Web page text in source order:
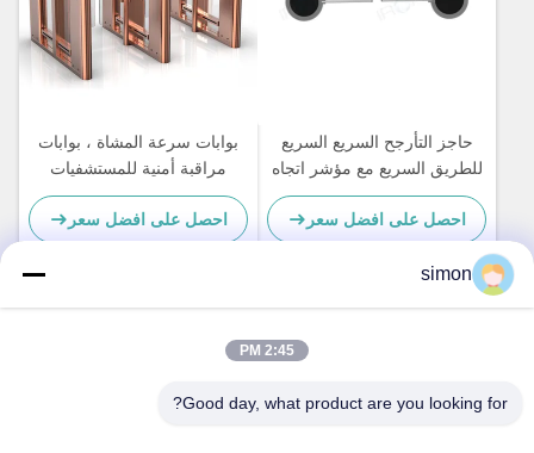
حاجز التأرجح السريع السريع
للطريق السريع مع مؤشر اتجاه
احصل على افضل سعر
بوابات سرعة المشاة ، بوابات
مراقبة أمنية للمستشفيات
احصل على افضل سعر
العنوان
simon
2:45 PM
Good day, what product are you looking for?